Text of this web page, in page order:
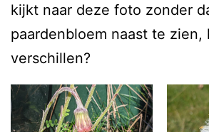
kijkt naar deze foto zonder
paardenbloem naast te zien,
verschillen?